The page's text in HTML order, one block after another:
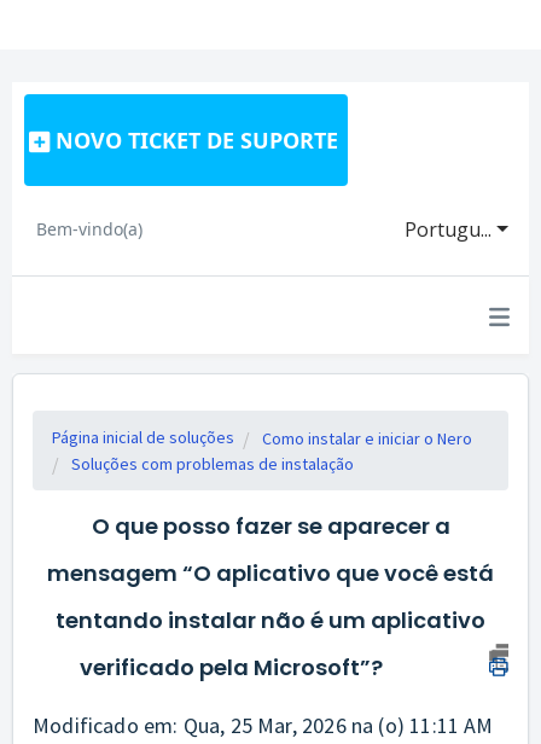
NOVO TICKET DE SUPORTE
Portugu...
Bem-vindo(a)
Página inicial de soluções
Como instalar e iniciar o Nero
Soluções com problemas de instalação
O que posso fazer se aparecer a
mensagem “O aplicativo que você está
tentando instalar não é um aplicativo
verificado pela Microsoft”?
Modificado em: Qua, 25 Mar, 2026 na (o) 11:11 AM